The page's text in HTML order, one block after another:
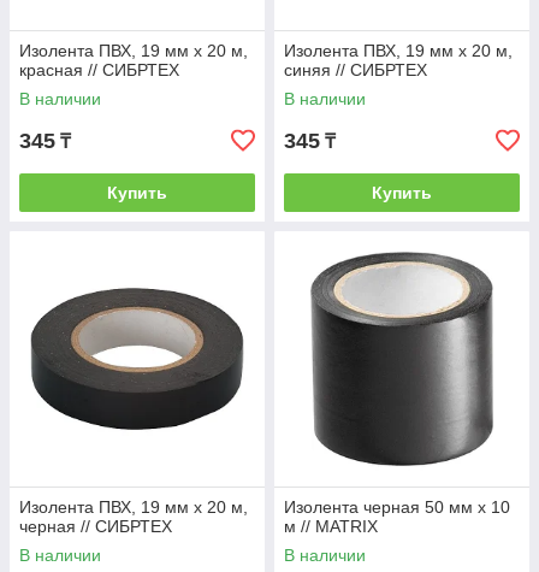
Изолента ПВХ, 19 мм х 20 м,
красная // СИБРТЕХ
В наличии
345 ₸
Купить
Изолента ПВХ, 19 мм х 20 м,
синяя // СИБРТЕХ
В наличии
345 ₸
Купить
Изолента ПВХ, 19 мм х 20 м,
черная // СИБРТЕХ
В наличии
Изолента черная 50 мм х 10
м // MATRIX
В наличии